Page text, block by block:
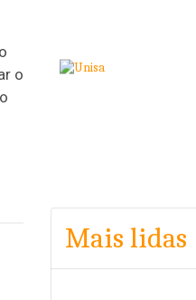
o
Mais lidas